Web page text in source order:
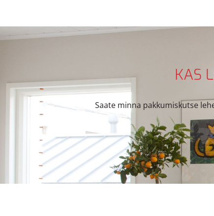
KAS
Saate minna pakkumiskutse